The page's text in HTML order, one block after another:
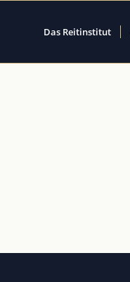
Das Reitinstitut